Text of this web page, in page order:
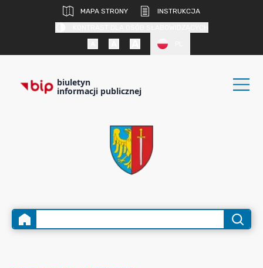
MAPA STRONY
INSTRUKCJA
biuletyn
informacji publicznej